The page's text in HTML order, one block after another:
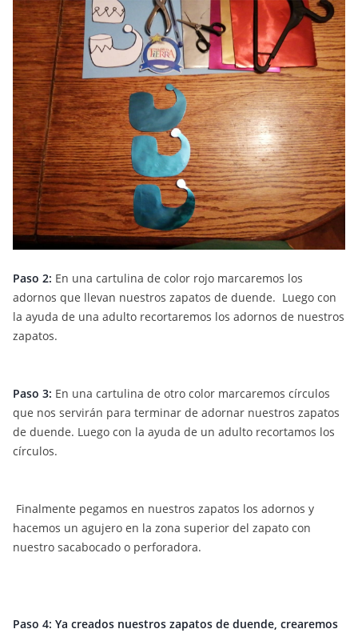
Paso 2: En una cartulina de color rojo marcaremos los
adornos que llevan nuestros zapatos de duende. Luego con
la ayuda de una adulto recortaremos los adornos de nuestros
zapatos.
Paso 3: En una cartulina de otro color marcaremos círculos
que nos servirán para terminar de adornar nuestros zapatos
de duende. Luego con la ayuda de un adulto recortamos los
círculos.
Finalmente pegamos en nuestros zapatos los adornos y
hacemos un agujero en la zona superior del zapato con
nuestro sacabocado o perforadora.
Paso 4: Ya creados nuestros zapatos de duende, crearemos